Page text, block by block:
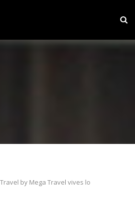
by Mega Travel vives lo